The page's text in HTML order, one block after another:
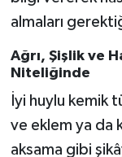
almaları
Ağrı, Şişlik ve
Niteliğinde
İyi huylu kemik
ve eklem ya da
aksama gibi
Politika
Resmi İlan
Rüya